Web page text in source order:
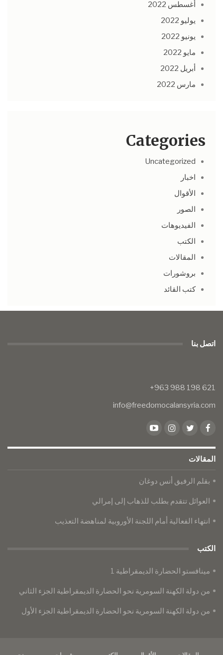
أغسطس 2022
يوليو 2022
يونيو 2022
مايو 2022
أبريل 2022
مارس 2022
Categories
Uncategorized
اخبار
الأقوال
الصور
الفيديوهات
الكتب
المقالات
بروشورات
كتب القائد
اتصل بنا
info@freedomocalansyria.com
المقالات
بقلم الرفيق أنس دوغان
العوائل تتقدم بطلب للذهاب إلى إمرالي
انتهاء الفعالية أمام اللجنة الأوروبية لمناهضة التعذيب
الكتب
مينافستو الحضارة الديمقراطية 1
من دولة الكهنة السومرية نحو الحضارة الديمقراطية الجزء الثاني
من دولة الكهنة السومرية نحو الحضارة الديمقراطية الجزء الأول